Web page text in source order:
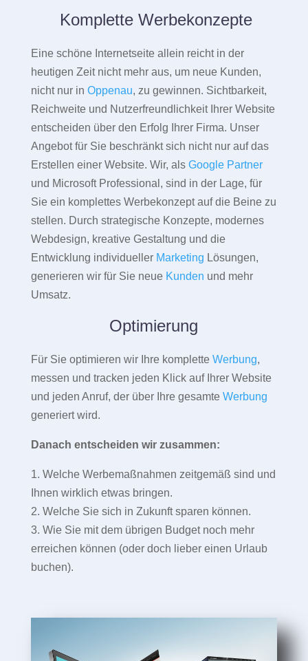
Komplette Werbekonzepte
Eine schöne Internetseite allein reicht in der
heutigen Zeit nicht mehr aus, um neue Kunden,
nicht nur in Oppenau, zu gewinnen. Sichtbarkeit,
Reichweite und Nutzerfreundlichkeit Ihrer Website
entscheiden über den Erfolg Ihrer Firma. Unser
Angebot für Sie beschränkt sich nicht nur auf das
Erstellen einer Website. Wir, als Google Partner
und Microsoft Professional, sind in der Lage, für
Sie ein komplettes Werbekonzept auf die Beine zu
stellen. Durch strategische Konzepte, modernes
Webdesign, kreative Gestaltung und die
Entwicklung individueller Marketing Lösungen,
generieren wir für Sie neue Kunden und mehr
Umsatz.
Optimierung
Für Sie optimieren wir Ihre komplette Werbung,
messen und tracken jeden Klick auf Ihrer Website
und jeden Anruf, der über Ihre gesamte Werbung
generiert wird.
Danach entscheiden wir zusammen:
1. Welche Werbemaßnahmen zeitgemäß sind und
Ihnen wirklich etwas bringen.
2. Welche Sie sich in Zukunft sparen können.
3. Wie Sie mit dem übrigen Budget noch mehr
erreichen können (oder doch lieber einen Urlaub
buchen).